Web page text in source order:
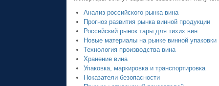
Анализ российского рынка вина
Прогноз развития рынка винной продукции
Российский рынок тары для тихих вин
Новые материалы на рынке винной упаковки
Технология производства вина
Хранение вина
Упаковка, маркировка и транспортировка
Показатели безопасности